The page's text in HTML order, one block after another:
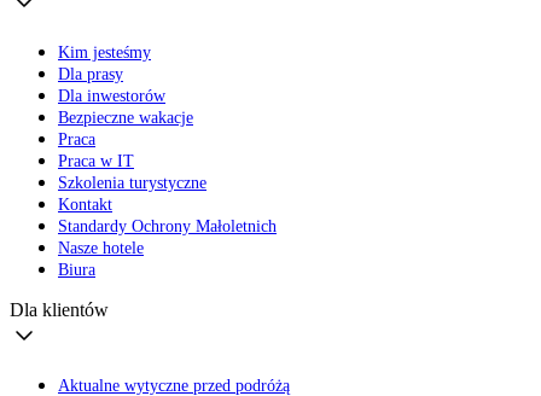
Kim jesteśmy
Dla prasy
Dla inwestorów
Bezpieczne wakacje
Praca
Praca w IT
Szkolenia turystyczne
Kontakt
Standardy Ochrony Małoletnich
Nasze hotele
Biura
Dla klientów
Aktualne wytyczne przed podróżą